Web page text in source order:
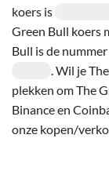
koers is
Green Bull koers
Bull is de nummer
. Wil je
plekken om The
Binance en
onze kopen/